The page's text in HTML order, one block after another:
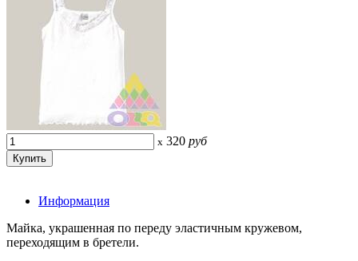
x 320 руб
Информация
Майка, украшенная по переду эластичным кружевом,
переходящим в бретели.